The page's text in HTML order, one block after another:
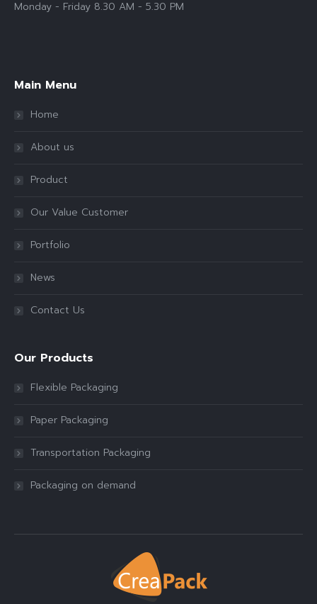
Monday - Friday 8.30 AM - 5.30 PM
Main Menu
Home
About us
Product
Our Value Customer
Portfolio
News
Contact Us
Our Products
Flexible Packaging
Paper Packaging
Transportation Packaging
Packaging on demand